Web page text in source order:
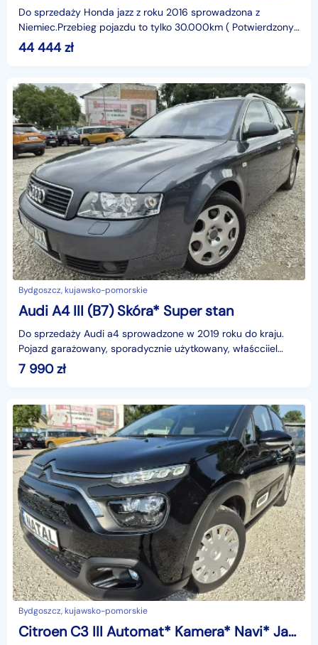
Do sprzedaży Honda jazz z roku 2016 sprowadzona z
Niemiec.Przebieg pojazdu to tylko 30.000km ( Potwierdzony)
oraz automatyczna skrzynia biegów.Auto bardzo ładne
44 444zł
Bydgoszcz, kujawsko-pomorskie
Audi A4 III (B7) Skóra* Super stan
Do sprzedaży Audi a4 sprowadzone w 2019 roku do kraju.
Pojazd garażowany, sporadycznie użytkowany, właścciiel
mieszka za granicą.Stan pojazdu określam jako praw
7 990zł
Bydgoszcz, kujawsko-pomorskie
Citroen C3 III Automat* Kamera* Navi* Jak nowy